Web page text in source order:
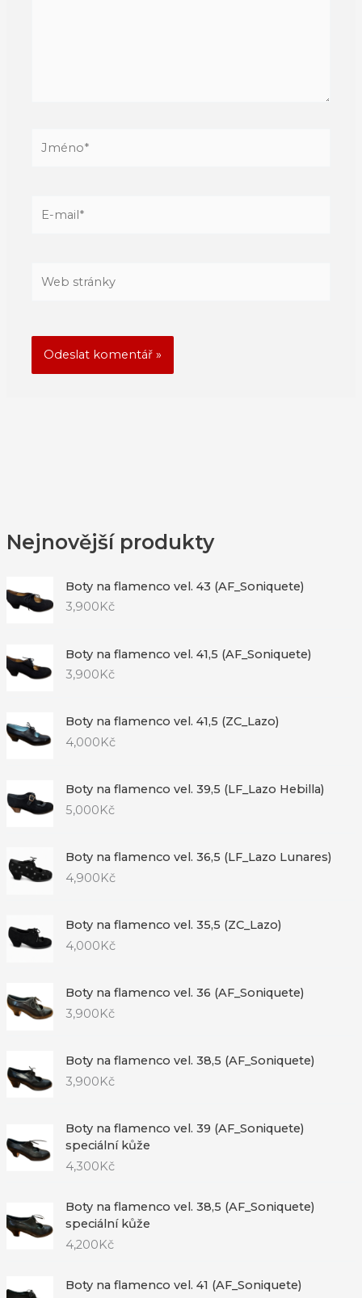
Nejnovější produkty
Boty na flamenco vel. 43 (AF_Soniquete)
3,900 Kč
Boty na flamenco vel. 41,5 (AF_Soniquete)
3,900 Kč
Boty na flamenco vel. 41,5 (ZC_Lazo)
4,000Kč
Boty na flamenco vel. 39,5 (LF_Lazo Hebilla)
5,000Kč
Boty na flamenco vel. 36,5 (LF_Lazo Lunares)
4,900Kč
Boty na flamenco vel. 35,5 (ZC_Lazo)
4,000Kč
Boty na flamenco vel. 36 (AF_Soniquete)
3,900Kč
Boty na flamenco vel. 38,5 (AF_Soniquete)
3,900Kč
Boty na flamenco vel. 39 (AF_Soniquete)
speciální kůže
4,300Kč
Boty na flamenco vel. 38,5 (AF_Soniquete)
speciální kůže
4,200Kč
Boty na flamenco vel. 41 (AF_Soniquete)
mail*